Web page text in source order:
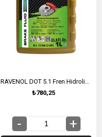
RAVENOL DOT 5.1 Fren Hidrolik Yağı 1 Litre (1350612-001)
₺780,25